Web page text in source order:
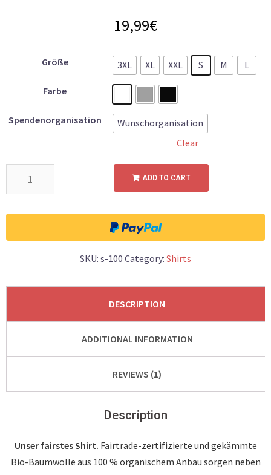
19,99€
Größe 3XL XL XXL S M L
Farbe
Spendenorganisation
Wunschorganisation
Clear
ADD TO CART
SKU: s-100 Category: Shirts
DESCRIPTION
ADDITIONAL INFORMATION
REVIEWS (1)
Description
Unser fairstes Shirt. Fairtrade-zertifizierte und gekämmte
Bio-Baumwolle aus 100 % organischem Anbau sorgen neben